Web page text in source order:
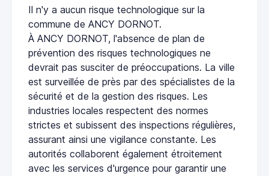
Il n'y a aucun risque technologique sur la
commune de ANCY DORNOT.
À ANCY DORNOT, l'absence de plan de
prévention des risques technologiques ne
devrait pas susciter de préoccupations. La ville
est surveillée de près par des spécialistes de la
sécurité et de la gestion des risques. Les
industries locales respectent des normes
strictes et subissent des inspections régulières,
assurant ainsi une vigilance constante. Les
autorités collaborent également étroitement
avec les services d'urgence pour garantir une